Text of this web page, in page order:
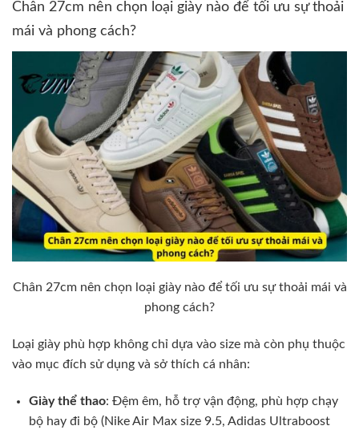
Chân 27cm nên chọn loại giày nào để tối ưu sự thoải
mái và phong cách?
Chân 27cm nên chọn loại giày nào để tối ưu sự thoải mái và
phong cách?
Loại giày phù hợp không chỉ dựa vào size mà còn phụ thuộc
vào mục đích sử dụng và sở thích cá nhân:
Giày thể thao: Đệm êm, hỗ trợ vận động, phù hợp chạy
bộ hay đi bộ (Nike Air Max size 9.5, Adidas Ultraboost